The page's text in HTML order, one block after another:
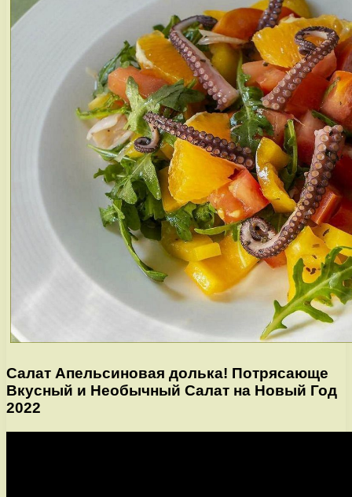
Салат Апельсиновая долька! Потрясающе
Вкусный и Необычный Салат на Новый Год
2022